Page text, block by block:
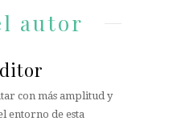
autor
con más amplitud y
entorno de esta